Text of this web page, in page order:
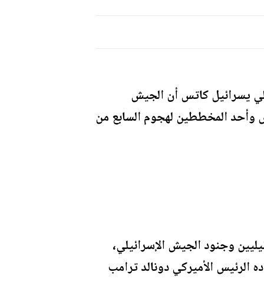
يسرائيل كاتس أن الجيش
وأحد المخططين لهجوم السابع من
وجنود الجيش الإسرائيلي،
الرئيس الأميركي دونالد ترامب